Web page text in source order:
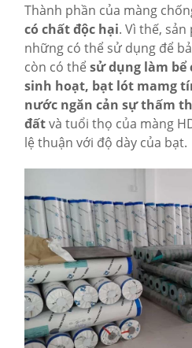
Thành phần của màng
có chất độc hại. Vì thế,
những có thể sử dụng để
còn có thể sử dụng làm
sinh hoạt, bạt lót mamg
nước ngăn cản sự thấm
đấtvà tuổi thọ của màng
lệ thuận với độ dày của bạt.